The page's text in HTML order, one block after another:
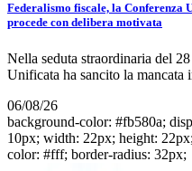
Federalismo fiscale, la Conferenza
procede con delibera motivata
Nella seduta straordinaria del
Unificata ha sancito la mancata
06/08/26
background-color: #fb580a;
10px; width: 22px; height:
color: #fff; border-radius: 32px;